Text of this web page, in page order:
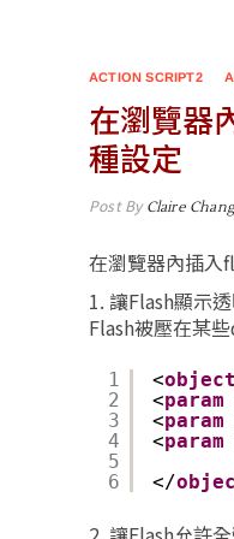
ACTION SCRIPT2
在瀏覽器
種設定
Post ByClaire
在瀏覽器內插入
1. 讓Flash顯示
Flash被壓在某
1
2
3
4
5
6
<object
<param
<param
<param
</